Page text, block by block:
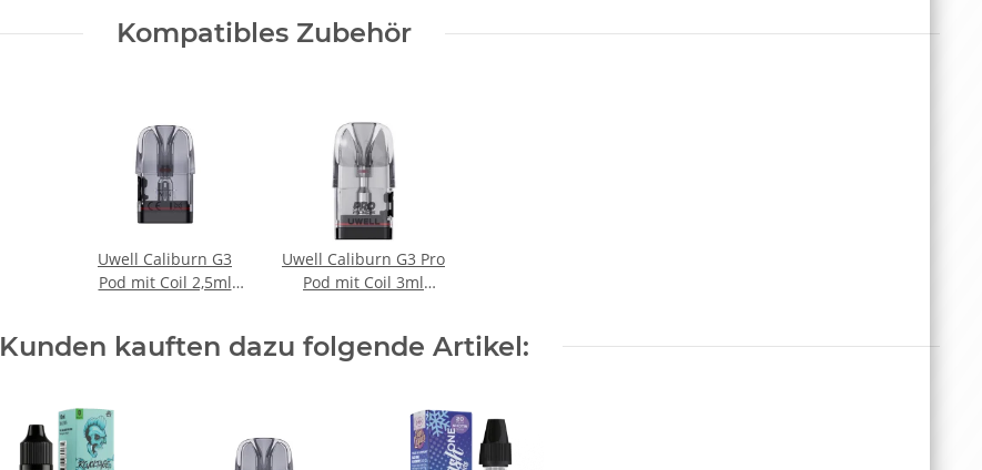
Kompatibles Zubehör
Uwell Caliburn G3
Pod mit Coil 2,5ml
Uwell Caliburn G3 Pro
Pod mit Coil 3ml
Kunden kauften dazu folgende Artikel: